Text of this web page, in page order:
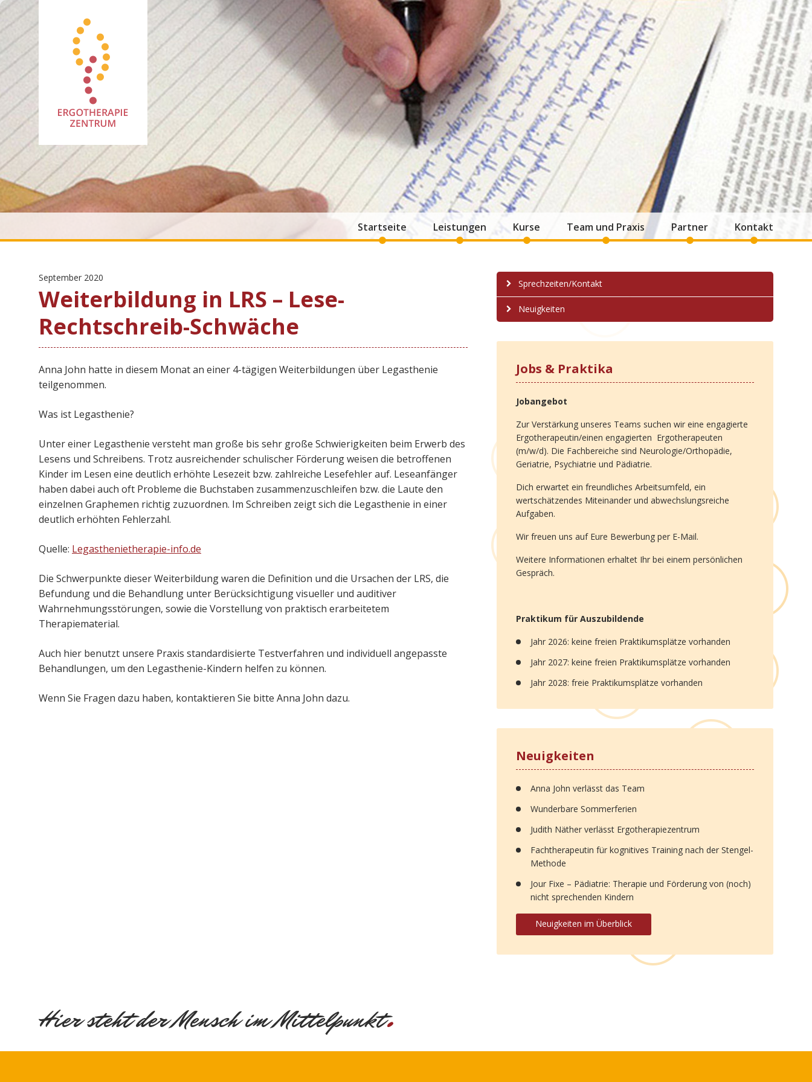
Startseite Leistungen Kurse Team und Praxis Partner Kontakt
September 2020
Weiterbildung in LRS – Lese-
Rechtschreib-Schwäche
Anna John hatte in diesem Monat an einer 4-tägigen Weiterbildungen über Legasthenie
teilgenommen.
Was ist Legasthenie?
Unter einer Legasthenie versteht man große bis sehr große Schwierigkeiten beim Erwerb des
Lesens und Schreibens. Trotz ausreichender schulischer Förderung weisen die betroffenen
Kinder im Lesen eine deutlich erhöhte Lesezeit bzw. zahlreiche Lesefehler auf. Leseanfänger
haben dabei auch oft Probleme die Buchstaben zusammenzuschleifen bzw. die Laute den
einzelnen Graphemen richtig zuzuordnen. Im Schreiben zeigt sich die Legasthenie in einer
deutlich erhöhten Fehlerzahl.
Quelle: Legasthenietherapie-info.de
Die Schwerpunkte dieser Weiterbildung waren die Definition und die Ursachen der LRS, die
Befundung und die Behandlung unter Berücksichtigung visueller und auditiver
Wahrnehmungsstörungen, sowie die Vorstellung von praktisch erarbeitetem
Therapiematerial.
Auch hier benutzt unsere Praxis standardisierte Testverfahren und individuell angepasste
Behandlungen, um den Legasthenie-Kindern helfen zu können.
Wenn Sie Fragen dazu haben, kontaktieren Sie bitte Anna John dazu.
Sprechzeiten/Kontakt
Neuigkeiten
Jobs & Praktika
Jobangebot
Zur Verstärkung unseres Teams suchen wir eine engagierte
Ergotherapeutin/einen engagierten Ergotherapeuten
(m/w/d). Die Fachbereiche sind Neurologie/Orthopädie,
Geriatrie, Psychiatrie und Pädiatrie.
Dich erwartet ein freundliches Arbeitsumfeld, ein
wertschätzendes Miteinander und abwechslungsreiche
Aufgaben.
Wir freuen uns auf Eure Bewerbung per E-Mail.
Weitere Informationen erhaltet Ihr bei einem persönlichen
Gespräch.
Praktikum für Auszubildende
Jahr 2026: keine freien Praktikumsplätze vorhanden
Jahr 2027: keine freien Praktikumsplätze vorhanden
Jahr 2028: freie Praktikumsplätze vorhanden
Neuigkeiten
Anna John verlässt das Team
Wunderbare Sommerferien
Judith Näther verlässt Ergotherapiezentrum
Fachtherapeutin für kognitives Training nach der Stengel-
Methode
Jour Fixe – Pädiatrie: Therapie und Förderung von (noch)
nicht sprechenden Kindern
Neuigkeiten im Überblick
Hier steht der Mensch im Mittelpunkt.